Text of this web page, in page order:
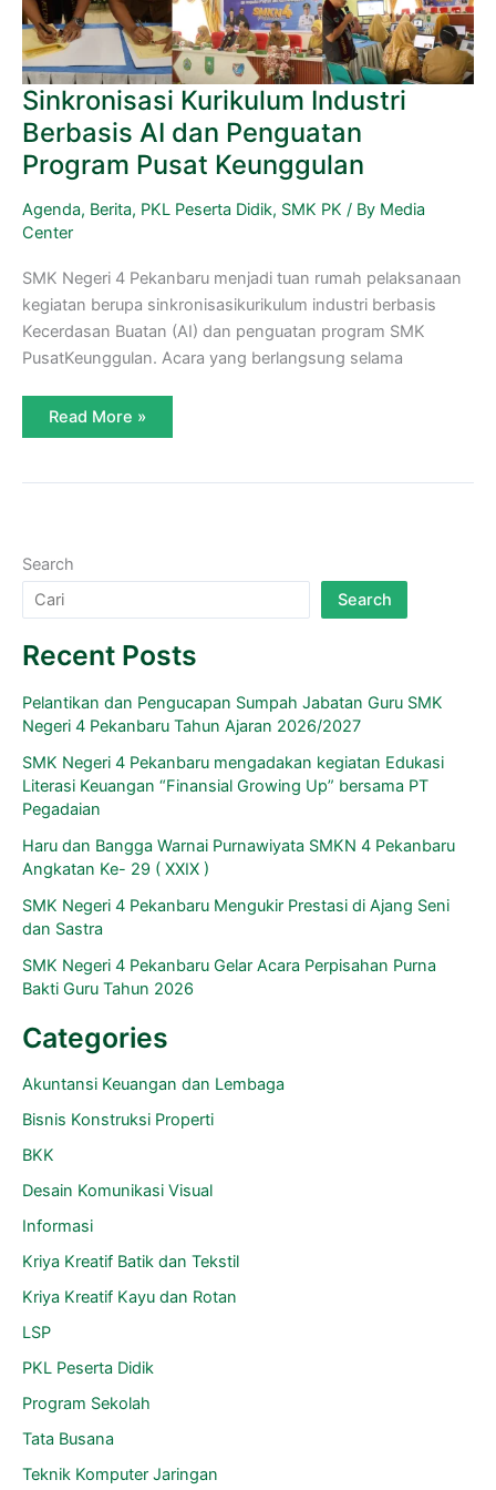
Sinkronisasi Kurikulum Industri
Berbasis AI dan Penguatan
Program Pusat Keunggulan
Agenda, Berita, PKL Peserta Didik, SMK PK / By Media
Center
SMK Negeri 4 Pekanbaru menjadi tuan rumah pelaksanaan
kegiatan berupa sinkronisasikurikulum industri berbasis
Kecerdasan Buatan (AI) dan penguatan program SMK
PusatKeunggulan. Acara yang berlangsung selama
Read More »
Search
Search
Recent Posts
Pelantikan dan Pengucapan Sumpah Jabatan Guru SMK
Negeri 4 Pekanbaru Tahun Ajaran 2026/2027
SMK Negeri 4 Pekanbaru mengadakan kegiatan Edukasi
Literasi Keuangan “Finansial Growing Up” bersama PT
Pegadaian
Haru dan Bangga Warnai Purnawiyata SMKN 4 Pekanbaru
Angkatan Ke- 29 ( XXIX )
SMK Negeri 4 Pekanbaru Mengukir Prestasi di Ajang Seni
dan Sastra
SMK Negeri 4 Pekanbaru Gelar Acara Perpisahan Purna
Bakti Guru Tahun 2026
Categories
Akuntansi Keuangan dan Lembaga
Bisnis Konstruksi Properti
BKK
Desain Komunikasi Visual
Informasi
Kriya Kreatif Batik dan Tekstil
Kriya Kreatif Kayu dan Rotan
LSP
PKL Peserta Didik
Program Sekolah
Tata Busana
Teknik Komputer Jaringan